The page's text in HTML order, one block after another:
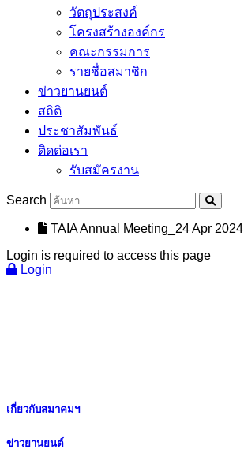
วัตถุประสงค์
โครงสร้างองค์กร
คณะกรรมการ
รายชื่อสมาชิก
ข่าวยานยนต์
สถิติ
ประชาสัมพันธ์
ติดต่อเรา
รับสมัครงาน
Search
TAIA Annual Meeting_24 Apr 2024
Login is required to access this page
Login
เกี่ยวกับสมาคมฯ
ข่าวยานยนต์